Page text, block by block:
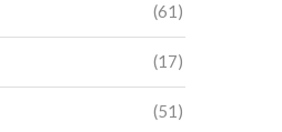
(61)
(17)
(51)